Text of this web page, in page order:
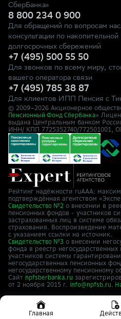
Главная
СберБанка»
8 800 234 0 900
Для обращений по вопросам
консультации по
долгосрочных сбережений
+7 (495) 500 55 50
Для звонков по всему миру,
вашего оператора связи
+7 (495) 785 38 87
Для клиентов ИПП Пенсия с
© 2009–2026 Акционерное
Пенсионный Фонд Сбербанка»
выдана Центральным банком
ИНН/ КПП 7725352740/772501001,
Рейтинг надёжности ruAAA:
подтверждённая агентством
Свидетельство №2 о внесении в
пенсионных фондов - участников
застрахованных лиц в системе
страхования. Воспроизведение
с указанием ссылки на источник.
Свидетельство №3 о внесении
фонда в реестр
участников системы
негосударственных пенсионных
негосударственному пенсионному
Сайт npfsberbanka.ru
от 2 ноября 2015 г. info@npfsb.ru.